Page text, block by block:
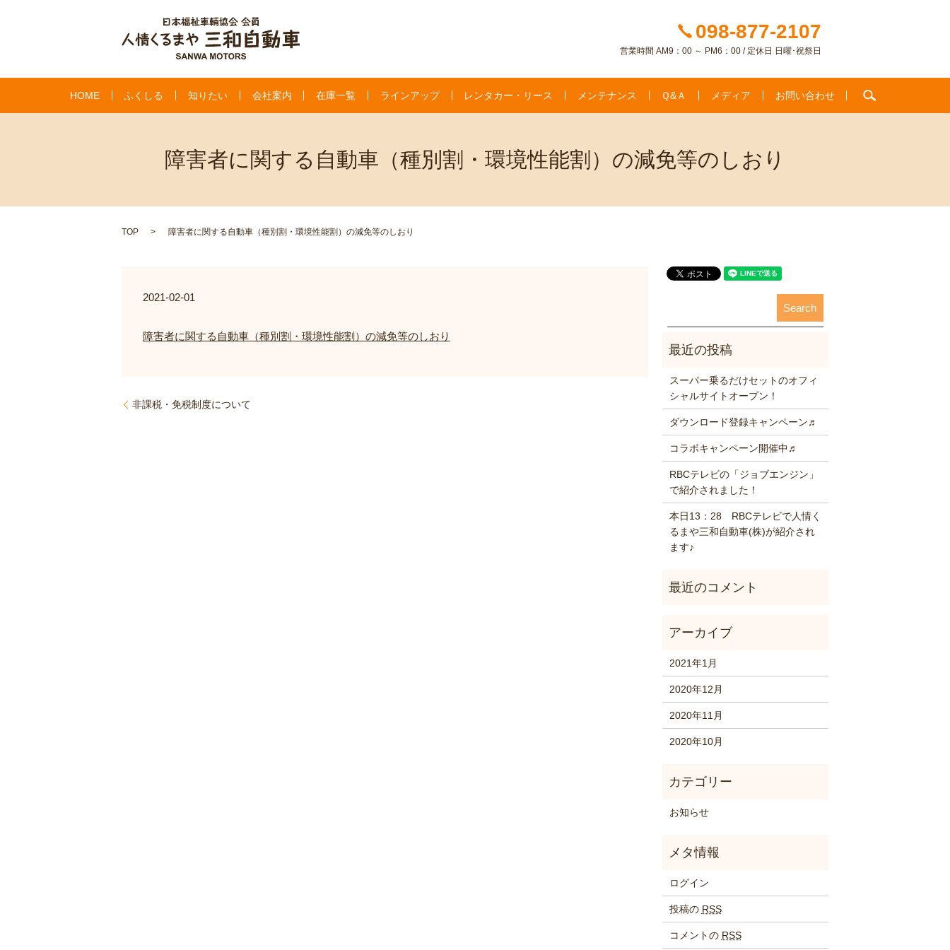
098-877-2107
営業時間 AM9：00 ～ PM6：00 / 定休日 日曜･祝祭日
HOME ふくしる 知りたい 会社案内 在庫一覧 ラインアップ レンタカー・リース メンテナンス Ｑ&Ａ メディア お問い合わせ
障害者に関する自動車（種別割・環境性能割）の減免等のしおり
TOP 障害者に関する自動車（種別割・環境性能割）の減免等のしおり
2021-02-01
障害者に関する自動車（種別割・環境性能割）の減免等のしおり
非課税・免税制度について
スーパー乗るだけセットのオフィ
シャルサイトオープン！
ダウンロード登録キャンペーン♬
コラボキャンペーン開催中♬
RBCテレビの「ジョブエンジン」
で紹介されました！
本日13：28 RBCテレビで人情く
るまや三和自動車(株)が紹介され
ます♪
2021年1月
2020年12月
2020年11月
2020年10月
お知らせ
ログイン
投稿の RSS
コメントの RSS